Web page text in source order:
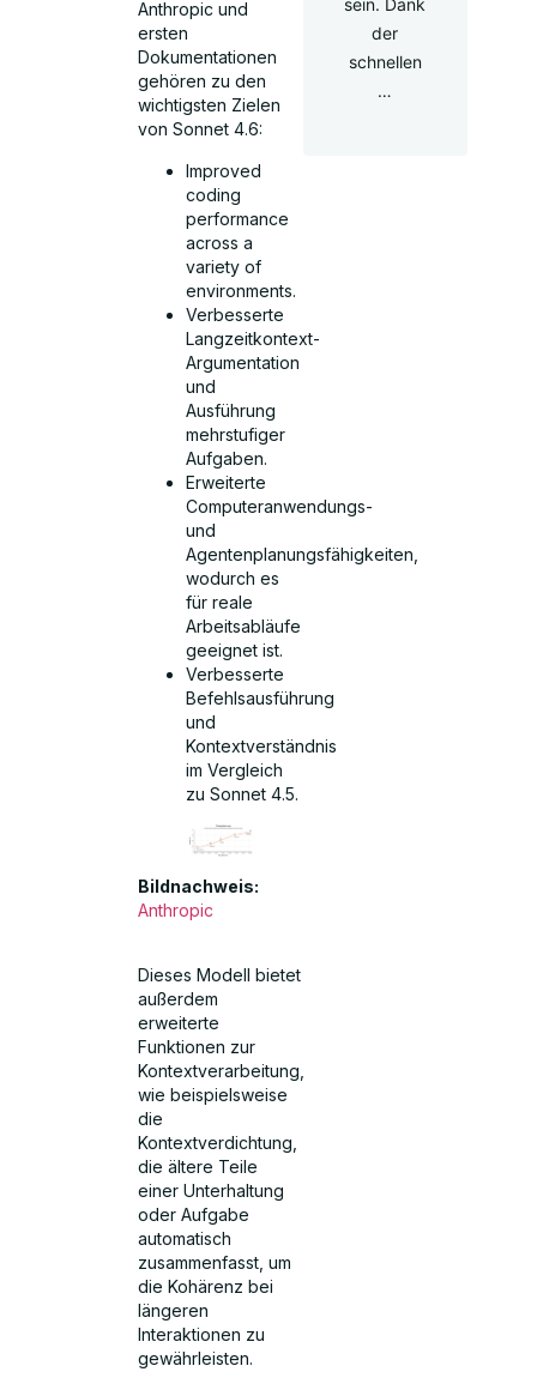
Anthropic und
ersten
Dokumentationen
gehören zu den
wichtigsten Zielen
von Sonnet 4.6:
Improved
coding
performance
across a
variety of
environments.
Verbesserte
Langzeitkontext-
Argumentation
und
Ausführung
mehrstufiger
Aufgaben.
Erweiterte
Computeranwendungs-
und
Agentenplanungsfähigkeiten,
wodurch es
für reale
Arbeitsabläufe
geeignet ist.
Verbesserte
Befehlsausführung
und
Kontextverständnis
im Vergleich
zu Sonnet 4.5.
Bildnachweis:
Anthropic
Dieses Modell bietet
außerdem
erweiterte
Funktionen zur
Kontextverarbeitung,
wie beispielsweise
die
Kontextverdichtung,
die ältere Teile
einer Unterhaltung
oder Aufgabe
automatisch
zusammenfasst, um
die Kohärenz bei
längeren
Interaktionen zu
gewährleisten.
sein. Dank
der
schnellen
…